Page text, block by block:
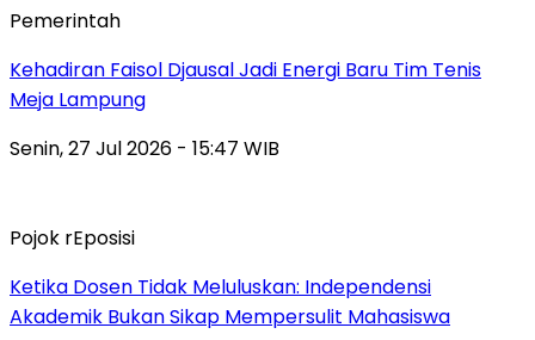
Pemerintah
Kehadiran Faisol Djausal Jadi Energi Baru Tim Tenis
Meja Lampung
Senin, 27 Jul 2026 - 15:47 WIB
Pojok rEposisi
Ketika Dosen Tidak Meluluskan: Independensi
Akademik Bukan Sikap Mempersulit Mahasiswa